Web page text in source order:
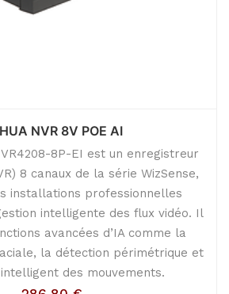
NVR 8V POE AI
8P-EI est un enregistreur
8 canaux de la série WizSense,
installations professionnelles
intelligente des flux vidéo. Il
avancées d’IA comme la
la détection périmétrique et
des mouvements.